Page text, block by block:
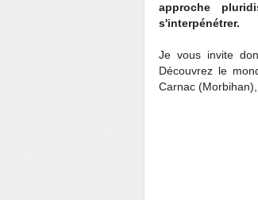
approche
s'interpénétrer.
Je vous invite
Découvrez le
Carnac